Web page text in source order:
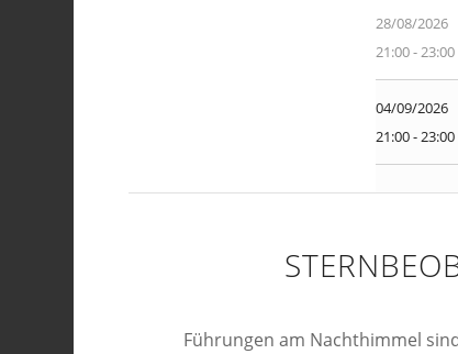
28/08/2026
21:00 - 23:00
04/09/2026
21:00 - 23:00
Führungen am Nachthimmel